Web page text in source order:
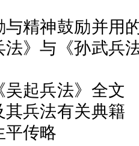
与精神鼓励并用
法》与《孙武兵
吴起兵法》全文
其兵法有关典籍
平传略